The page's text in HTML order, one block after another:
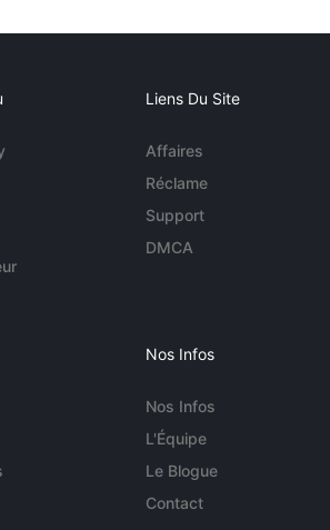
Liens Du Site
Affaires
Réclame
Support
DMCA
Nos Infos
Nos Infos
L'Équipe
Le Blogue
Contact